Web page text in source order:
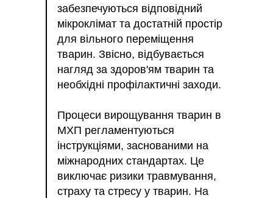
забезпечуються відповідний
мікроклімат та достатній простір
для вільного переміщення
тварин. Звісно, відбувається
нагляд за здоров'ям тварин та
необхідні профілактичні заходи.
Процеси вирощування тварин в
МХП регламентуються
інструкціями, заснованими на
міжнародних стандартах. Це
виключає ризики травмування,
страху та стресу у тварин. На